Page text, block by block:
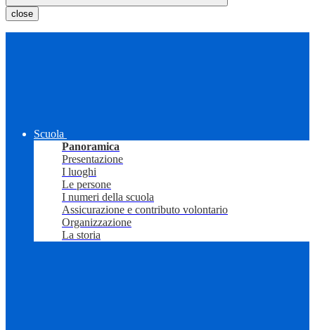
close
Scuola
Panoramica
Presentazione
I luoghi
Le persone
I numeri della scuola
Assicurazione e contributo volontario
Organizzazione
La storia